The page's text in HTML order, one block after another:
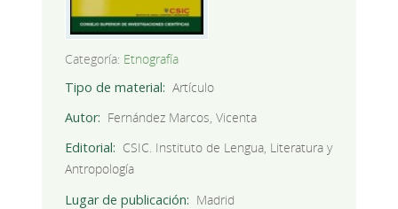
Categoría: Etnografía
Tipo de material
Artículo
Autor
Fernández Marcos, Vicenta
Editorial
CSIC. Instituto de Lengua, Literatura y
Antropología
Lugar de publicación
Madrid